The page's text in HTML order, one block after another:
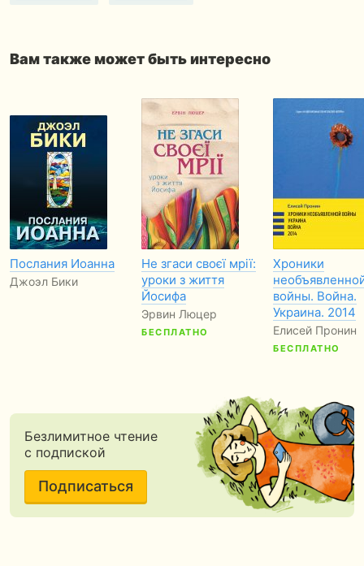
Вам также может быть интересно
Послания Иоанна
Джоэл Бики
Не згаси своєї мрії:
уроки з життя
Йосифа
Эрвин Люцер
БЕСПЛАТНО
Хроники
войны. Война.
Украина. 2014
Елисей Пронин
БЕСПЛАТНО
Безлимитное чтение
с подпиской
Подписаться